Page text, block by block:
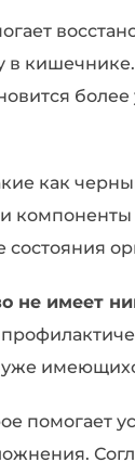
кишечнике.
как
не имеет
уже
помогает